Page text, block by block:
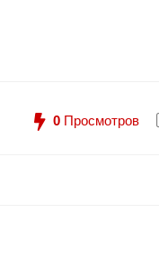
0 Просмотров